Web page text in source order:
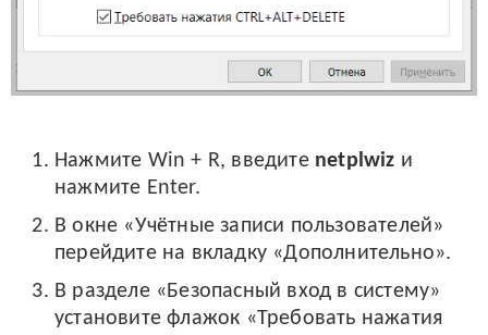
Нажмите Win + R, введите netplwiz и
нажмите Enter.
В окне «Учётные записи пользователей»
перейдите на вкладку «Дополнительно».
В разделе «Безопасный вход в систему»
установите флажок «Требовать нажатия